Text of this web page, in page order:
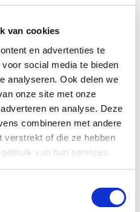
van cookies
en advertenties te
social media te bieden
analyseren. Ook delen we
onze site met onze
en analyse. Deze
combineren met andere
verstrekt of die ze hebben
van hun services.
€ 24,80